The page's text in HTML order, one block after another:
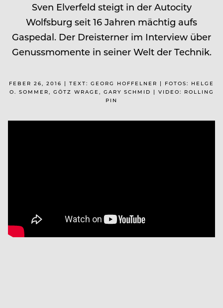
Sven Elverfeld steigt in der Autocity
Wolfsburg seit 16 Jahren mächtig aufs
Gaspedal. Der Dreisterner im Interview über
Genussmomente in seiner Welt der Technik.
FEBER 26, 2016 | TEXT: GEORG HOFFELNER | FOTOS: HELGE
O. SOMMER, GÖTZ WRAGE, GARY SCHMID | VIDEO: ROLLING
PIN